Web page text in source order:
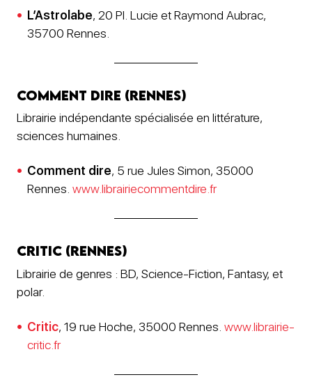
L’Astrolabe, 20 Pl. Lucie et Raymond Aubrac,
35700 Rennes.
Comment dire (Rennes)
Librairie indépendante spécialisée en littérature,
sciences humaines.
Comment dire, 5 rue Jules Simon, 35000
Rennes. www.librairiecommentdire.fr
Critic (Rennes)
Librairie de genres : BD, Science-Fiction, Fantasy, et
polar.
Critic, 19 rue Hoche, 35000 Rennes. www.librairie-
critic.fr